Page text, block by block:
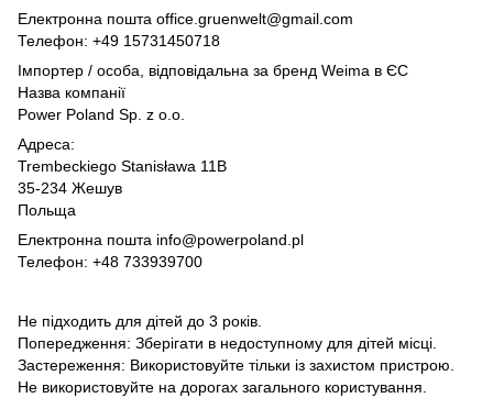
Електронна пошта office.gruenwelt@gmail.com
Телефон: +49 15731450718
Імпортер / особа, відповідальна за бренд Weima в ЄС
Назва компанії
Power Poland Sp. z o.o.
Адреса:
Trembeckiego Stanisława 11B
35-234 Жешув
Польща
Електронна пошта info@powerpoland.pl
Телефон: +48 733939700
Не підходить для дітей до 3 років.
Попередження: Зберігати в недоступному для дітей місці.
Застереження: Використовуйте тільки із захистом пристрою.
Не використовуйте на дорогах загального користування.